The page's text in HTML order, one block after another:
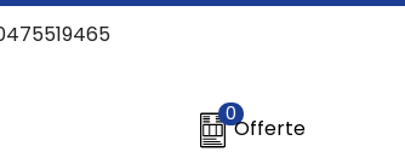
0
Offerte